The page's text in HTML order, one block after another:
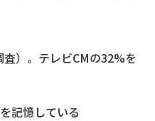
）。テレビCMの32%を
記憶している